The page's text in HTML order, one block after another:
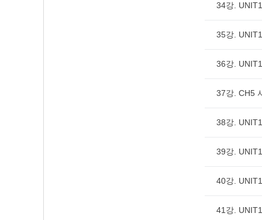
34강.
35강.
36강.
37강. CH5
38강.
39강.
40강.
41강.